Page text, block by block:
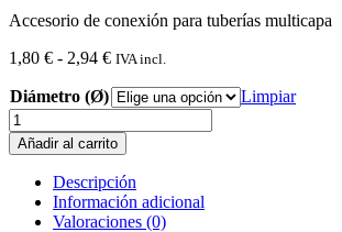
Accesorio de conexión para tuberías multicapa
1,80 € - 2,94 €Rango
precios:
desde
1,80 €
hasta
2,94 €
IVA incl.
Diámetro (Ø)
Limpiar
Racord
fijo
macho
multicapa
cantidad
Añadir al carrito
Descripción
Información adicional
Valoraciones (0)